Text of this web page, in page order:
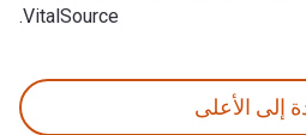
VitalSource.
إلى الأعلى